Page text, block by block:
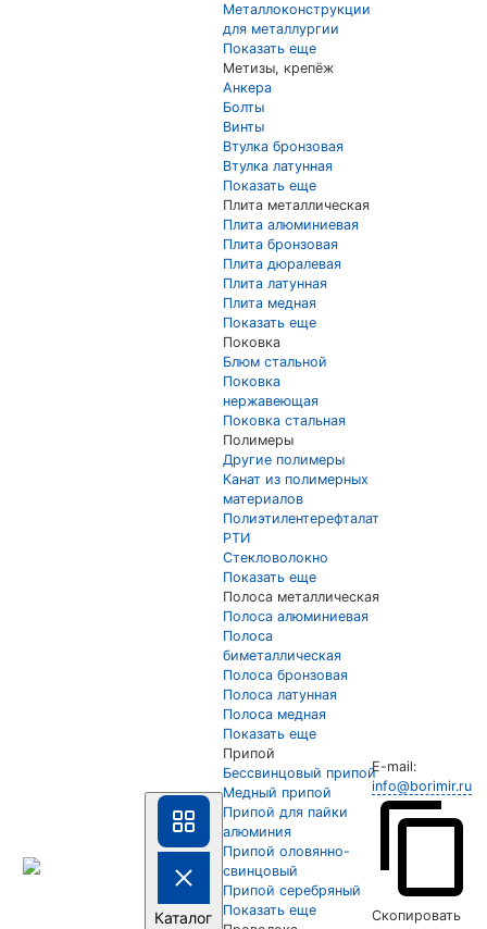
Каталог
Металлоконструкции
для металлургии
Показать еще
Метизы, крепёж
Анкера
Болты
Винты
Втулка бронзовая
Втулка латунная
Показать еще
Плита металлическая
Плита алюминиевая
Плита бронзовая
Плита дюралевая
Плита латунная
Плита медная
Показать еще
Поковка
Блюм стальной
Поковка
нержавеющая
Поковка стальная
Полимеры
Другие полимеры
Канат из полимерных
материалов
Полиэтилентерефталат
РТИ
Стекловолокно
Показать еще
Полоса металлическая
Полоса алюминиевая
Полоса
биметаллическая
Полоса бронзовая
Полоса латунная
Полоса медная
Показать еще
Припой
Бессвинцовый припой
Медный припой
Припой для пайки
алюминия
Припой оловянно-
свинцовый
Припой серебряный
Показать еще
E-mail:
info@borimir.ru
Скопировать